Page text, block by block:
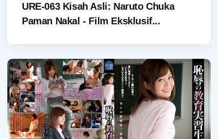
URE-063 Kisah Asli: Naruto Chuka
Paman Nakal - Film Eksklusif...